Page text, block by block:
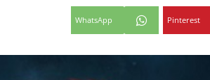
Pinterest
WhatsApp